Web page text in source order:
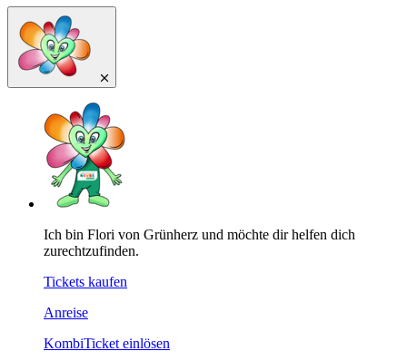
Ich bin Flori von Grünherz und möchte dir helfen dich
zurechtzufinden.
Tickets kaufen
Anreise
KombiTicket einlösen